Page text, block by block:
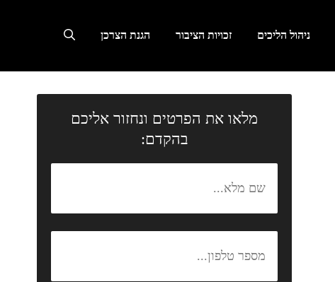
ניהול הליכים זכויות הציבור הגנת הצרכן
מלאו את הפרטים ונחזור אליכם
בהקדם: